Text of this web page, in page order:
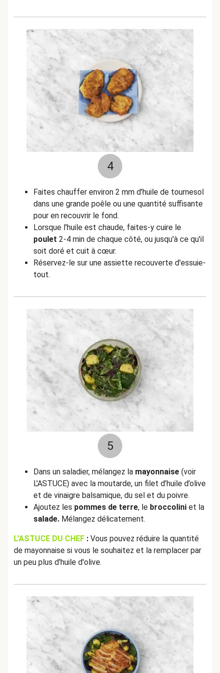
4
Faites chauffer environ 2 mm d'huile de tournesol
dans une grande poêle ou une quantité suffisante
pour en recouvrir le fond.
Lorsque l'huile est chaude, faites-y cuire le
poulet 2-4 min de chaque côté, ou jusqu'à ce qu'il
soit doré et cuit à cœur.
Réservez-le sur une assiette recouverte d'essuie-
tout.
5
Dans un saladier, mélangez la mayonnaise (voir
L'ASTUCE) avec la moutarde, un filet d’huile d’olive
et de vinaigre balsamique, du sel et du poivre.
Ajoutez les pommes de terre, le broccolini et la
salade. Mélangez délicatement.
L'ASTUCE DU CHEF : Vous pouvez réduire la quantité
de mayonnaise si vous le souhaitez et la remplacer par
un peu plus d'huile d'olive.